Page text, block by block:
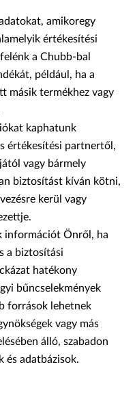
amikoregy
értékesítési
a Chubb-bal
például, ha a
másik termékhez vagy
kaphatunk
értékesítési partnertől,
vagy bármely
biztosítást kíván kötni,
kerül vagy
információt Önről, ha
a biztosítási
hatékony
bűncselekmények
források lehetnek
vagy más
álló, szabadon
és adatbázisok.